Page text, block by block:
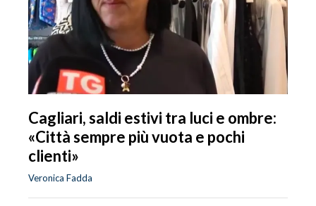
Cagliari, saldi estivi tra luci e ombre:
«Città sempre più vuota e pochi
clienti»
Veronica Fadda